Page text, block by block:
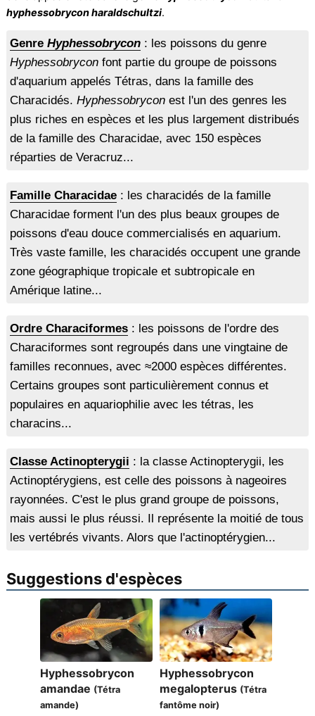
hyphessobrycon haraldschultzi.
Genre Hyphessobrycon: les poissons du genre
Hyphessobryconfont partie du groupe de poissons
d'aquarium appelés Tétras, dans la famille des
Characidés. Hyphessobryconest l'un des genres les
plus riches en espèces et les plus largement distribués
de la famille des Characidae, avec 150 espèces
réparties de Veracruz...
Famille Characidae: les characidés de la famille
Characidae forment l'un des plus beaux groupes de
poissons d'eau douce commercialisés en aquarium.
Très vaste famille, les characidés occupent une grande
zone géographique tropicale et subtropicale en
Amérique latine...
Ordre Characiformes: les poissons de l'ordre des
Characiformes sont regroupés dans une vingtaine de
familles reconnues, avec ≈2000 espèces différentes.
Certains groupes sont particulièrement connus et
populaires en aquariophilie avec les tétras, les
characins...
Classe Actinopterygii : la classe Actinopterygii, les
Actinoptérygiens, est celle des poissons à nageoires
rayonnées. C'est le plus grand groupe de poissons,
mais aussi le plus réussi. Il représente la moitié de tous
les vertébrés vivants. Alors que l'actinoptérygien...
Suggestions d'espèces
Hyphessobrycon
amandae (Tétra
amande)
Hyphessobrycon
megalopterus (Tétra
fantôme noir)